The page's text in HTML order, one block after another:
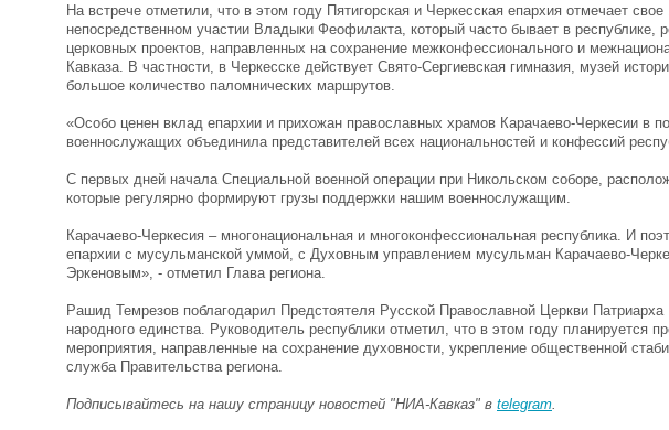
На встрече отметили, что в этом году Пятигорская и Черкесская епархия отмечает
непосредственном участии Владыки Феофилакта, который часто бывает в республике,
церковных проектов, направленных на сохранение межконфессионального и
Кавказа. В частности, в Черкесске действует Свято-Сергиевская гимназия, музей
большое количество паломнических маршрутов.
«Особо ценен вклад епархии и прихожан православных храмов Карачаево-Черкесии
военнослужащих объединила представителей всех национальностей и конфессий
С первых дней начала Специальной военной операции при Никольском соборе,
которые регулярно формируют грузы поддержки нашим военнослужащим.
Карачаево-Черкесия – многонациональная и многоконфессиональная республика. И
епархии с мусульманской уммой, с Духовным управлением мусульман Карачаево-
Эркеновым», - отметил Глава региона.
Рашид Темрезов поблагодарил Предстоятеля Русской Православной Церкви
народного единства. Руководитель республики отметил, что в этом году планируется
мероприятия, направленные на сохранение духовности, укрепление общественной
служба Правительства региона.
Подписывайтесь на нашу страницу новостей "НИА-Кавказ" в telegram